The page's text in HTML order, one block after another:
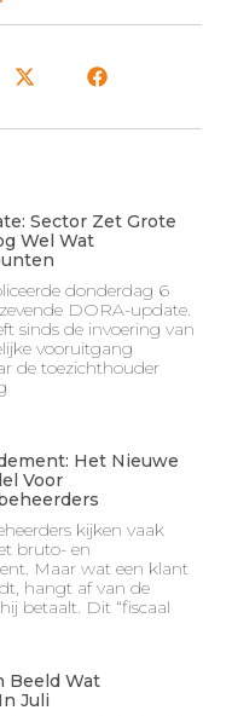
Sector Zet Grote
Wel Wat
donderdag 6
DORA-update.
sinds de invoering van
vooruitgang
de toezichthouder
Het Nieuwe
Voor
kijken vaak
bruto- en
Maar wat een klant
hangt af van de
betaalt. Dit “fiscaal
Beeld Wat
Juli